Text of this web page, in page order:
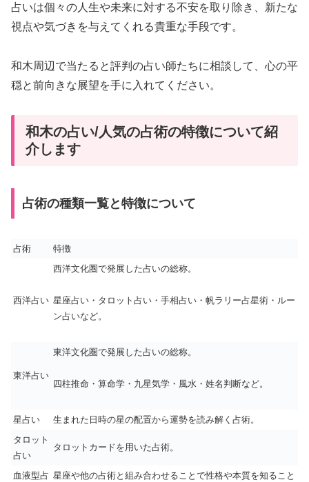
占いは個々の人生や未来に対する不安を取り除き、新たな
視点や気づきを与えてくれる貴重な手段です。
和木周辺で当たると評判の占い師たちに相談して、心の平
穏と前向きな展望を手に入れてください。
和木の占い/人気の占術の特徴について紹
介します
占術の種類一覧と特徴について
占術 特徴
西洋占い
西洋文化圏で発展した占いの総称。
星座占い・タロット占い・手相占い・帆ラリー占星術・ルー
ン占いなど。
東洋占い
東洋文化圏で発展した占いの総称。
四柱推命・算命学・九星気学・風水・姓名判断など。
星占い
生まれた日時の星の配置から運勢を読み解く占術。
タロット
占い
タロットカードを用いた占術。
血液型占 星座や他の占術と組み合わせることで性格や本質を知ること